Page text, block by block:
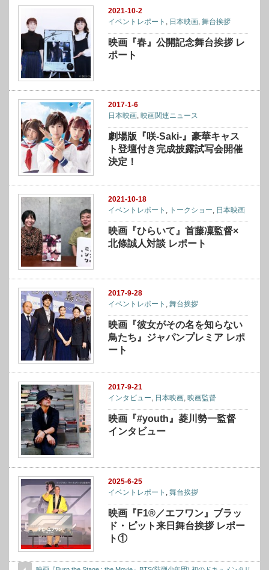
2021-10-2
イベントレポート
日本映画 ,舞台挨拶
映画『春』公開記念舞台挨拶 レ
ポート
2017-1-6
日本映画,映画関連ニュース
劇場版『咲-Saki-』豪華キャス
ト登壇付き完成披露試写会開催
決定！
2021-10-18
イベントレポート
トークショー 日本映画
映画『ひらいて』首藤凜監督×
北條誠人対談 レポート
2017-9-28
イベントレポート ,舞台挨拶
映画『彼女がその名を知らない
鳥たち』ジャパンプレミア レポ
ート
2017-9-21
インタビュー, 日本映画,映画監督
映画『#youth』菱川勢一監督
インタビュー
2025-6-25
イベントレポート
,舞台挨拶
映画『F1®／エフワン』ブラッ
ド・ピット来日舞台挨拶 レポー
ト①